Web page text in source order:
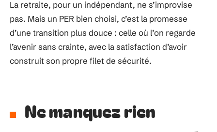
La retraite, pour un indépendant, ne s’improvise
pas. Mais un PER bien choisi, c’est la promesse
d’une transition plus douce : celle où l’on regarde
l’avenir sans crainte, avec la satisfaction d’avoir
construit son propre filet de sécurité.
Ne manquez rien